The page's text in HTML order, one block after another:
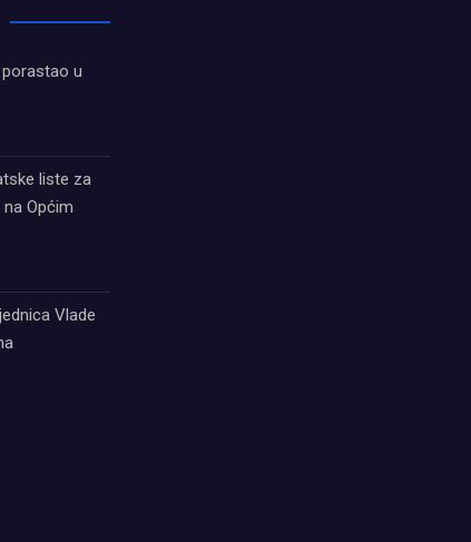
u
liste za
Općim
Vlade